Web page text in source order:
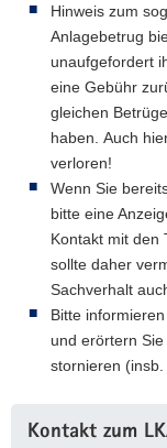
Hinweis zum
Anlagebetrug
unaufgefordert
eine Gebühr
gleichen
haben. Auch
verloren!
Wenn Sie
bitte eine
Kontakt mit den
sollte daher
Sachverhalt
Bitte
und erörtern
stornieren
Kontakt zum